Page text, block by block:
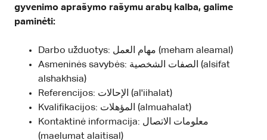
gyvenimo aprašymo rašymu arabų kalba, galime
paminėti:
Darbo užduotys: مهام العمل (meham aleamal)
Asmeninės savybės: الصفات الشخصية (alsifat
alshakhsia)
Referencijos: الإحالات (al'iihalat)
Kvalifikacijos: المؤهلات (almuahalat)
Kontaktinė informacija: معلومات الاتصال
(maelumat alaitisal)